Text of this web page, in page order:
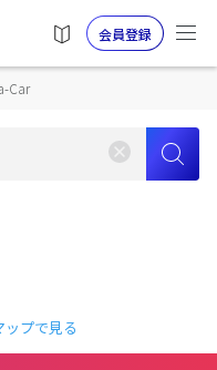
会員登録
Car
ップで見る